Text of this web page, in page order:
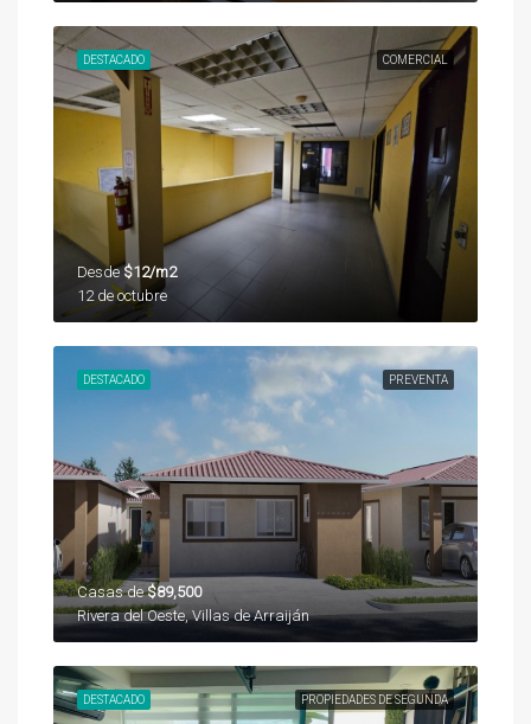
COMERCIAL
DESTACADO
Desde$12/m2
12 de octubre
PREVENTA
DESTACADO
Casas de$89,500
Rivera del Oeste, Villas de Arraiján
PROPIEDADES DE SEGUNDA
DESTACADO